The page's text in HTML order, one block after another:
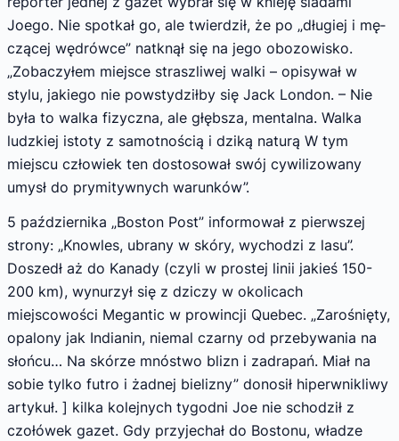
Joego. Nie spotkał go, ale twierdził, że po „długiej i mę­
czącej wędrówce” natknął się na jego obozo­wisko.
„Zobaczyłem miejsce straszliwej walki – opisywał w
stylu, jakiego nie powstydziłby się Jack London. – Nie
była to walka fizyczna, ale głębsza, mentalna. Walka
ludzkiej istoty z samotnością i dziką naturą W tym
miejscu człowiek ten dostosował swój cywilizowany
umysł do prymitywnych warunków”.
5 października „Boston Post” informował z pierwszej
strony: „Knowles, ubrany w skóry, wychodzi z lasu”.
Doszedł aż do Kanady (czyli w prostej linii jakieś 150-
200 km), wynurzył się z dziczy w okolicach
miejscowości Megantic w prowincji Quebec. „Zarośnięty,
opalony jak Indianin, niemal czarny od przebywania na
słońcu… Na skórze mnóstwo blizn i zadrapań. Miał na
sobie tylko futro i żadnej bielizny” donosił hiperwnikliwy
artykuł. ] kilka kolejnych tygodni Joe nie scho­dził z
czołówek gazet. Gdy przyje­chał do Bostonu, władze